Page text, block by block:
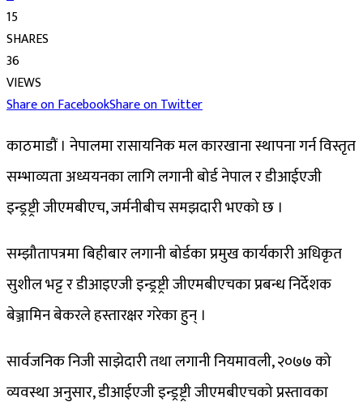
15
SHARES
36
VIEWS
Share on FacebookShare on Twitter
काठमाडौं । नेपालमा रासायनिक मल कारखाना स्थापना गर्न विस्तृत
सम्भाव्यता अध्ययनका लागि लगानी बोर्ड नेपाल र डीआईएजी
इन्ड्रष्ट्री जीएमबीएच, जर्मनीबीच समझदारी भएको छ ।
सम्झौतापत्रमा बिहीबार लगानी बोर्डका प्रमुख कार्यकारी अधिकृत
सुशील भट्ट र डीआइएजी इन्ड्रष्ट्री जीएमबीएचका प्रबन्ध निर्देशक
बेञ्जामिन बेकरले हस्तारक्षर गरेका हुन् ।
सार्वजनिक निजी साझेदारी तथा लगानी नियमावली, २०७७ को
व्यवस्था अनुसार, डीआईएजी इन्ड्रष्ट्री जीएमबीएचको प्रस्तावका